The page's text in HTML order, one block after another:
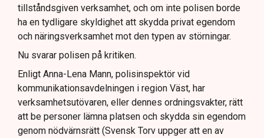
tillståndsgiven verksamhet, och om inte polisen borde
ha en tydligare skyldighet att skydda privat egendom
och näringsverksamhet mot den typen av störningar.
Nu svarar polisen på kritiken.
Enligt Anna-Lena Mann, polisinspektör vid
kommunikationsavdelningen i region Väst, har
verksamhetsutövaren, eller dennes ordningsvakter, rätt
att be personer lämna platsen och skydda sin egendom
genom nödvärnsrätt (Svensk Torv uppger att en av